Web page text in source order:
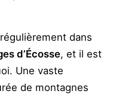
dans
d’Écosse, et il est
Une vaste
de montagnes